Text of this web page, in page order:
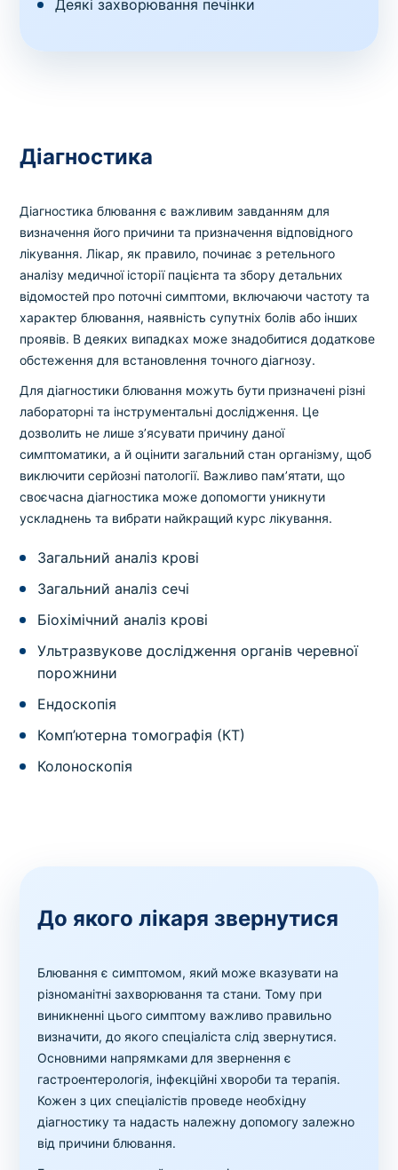
Деякі захворювання печінки
Діагностика
Діагностика блювання є важливим завданням для
визначення його причини та призначення відповідного
лікування. Лікар, як правило, починає з ретельного
аналізу медичної історії пацієнта та збору детальних
відомостей про поточні симптоми, включаючи частоту та
характер блювання, наявність супутніх болів або інших
проявів. В деяких випадках може знадобитися додаткове
обстеження для встановлення точного діагнозу.
Для діагностики блювання можуть бути призначені різні
лабораторні та інструментальні дослідження. Це
дозволить не лише з’ясувати причину даної
симптоматики, а й оцінити загальний стан організму, щоб
виключити серйозні патології. Важливо пам’ятати, що
своєчасна діагностика може допомогти уникнути
ускладнень та вибрати найкращий курс лікування.
Загальний аналіз крові
Загальний аналіз сечі
Біохімічний аналіз крові
Ультразвукове дослідження органів черевної
порожнини
Ендоскопія
Комп’ютерна томографія (КТ)
Колоноскопія
До якого лікаря звернутися
Блювання є симптомом, який може вказувати на
різноманітні захворювання та стани. Тому при
виникненні цього симптому важливо правильно
визначити, до якого спеціаліста слід звернутися.
Основними напрямками для звернення є
гастроентерологія, інфекційні хвороби та терапія.
Кожен з цих спеціалістів проведе необхідну
діагностику та надасть належну допомогу залежно
від причини блювання.